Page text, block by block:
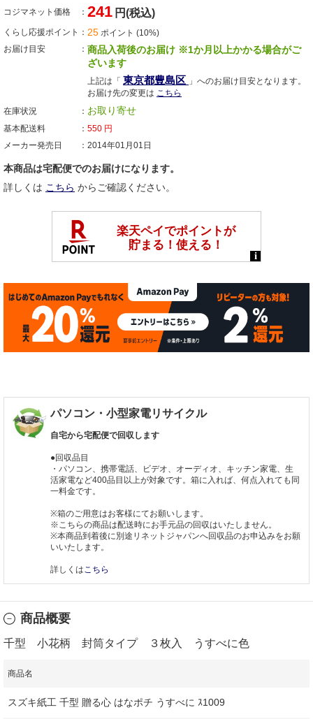
コジマネット価格 241 円(税込)
くらし応援ポイント 25 ポイント (10%)
お届け目安
商品入荷後のお届け ※1か月以上かかる場合がご
ざいます
上記は「 東京都豊島区 」へのお届け目安となります。
お届け先の変更は こちら
在庫状況
お取り寄せ
基本配送料 550 円
メーカー発売日
2014年01月01日
本商品は宅配便でのお届けになります。
詳しくは こちら からご確認ください。
パソコン・小型家電リサイクル
自宅から宅配便で回収します
●回収品目
・パソコン、携帯電話、ビデオ、オーディオ、キッチン家電、生
活家電など400品目以上が対象です。箱に入れば、何点入れても同
一料金です。
※箱のご用意はお客様にてお願いします。
※こちらの商品は配送時にお手元品の回収はいたしません。
※本商品到着後に別途リネットジャパンへ回収品のお申込みをお願
いいたします。
詳しくは こちら
商品概要
千型 小花柄 封筒タイプ ３枚入 うすべに色
商品名
スズキ紙工 千型 贈る心 はなポチ うすべに ｽ1009